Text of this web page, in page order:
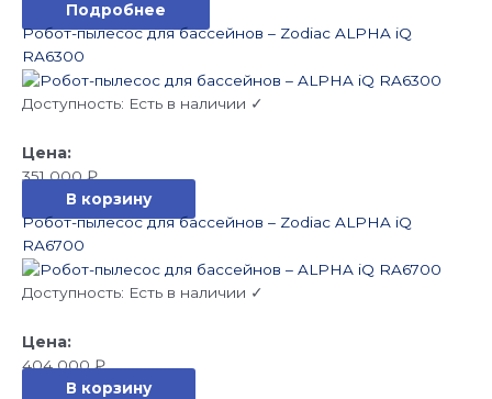
Подробнее
Робот-пылесос для бассейнов – Zodiac ALPHA iQ
RA6300
Доступность: Есть в наличии ✓
351 000₽
В корзину
Робот-пылесос для бассейнов – Zodiac ALPHA iQ
RA6700
Доступность: Есть в наличии ✓
404 000₽
В корзину